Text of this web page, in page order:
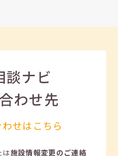
談ナビ
わせ先
せはこちら
は施設情報変更のご連絡